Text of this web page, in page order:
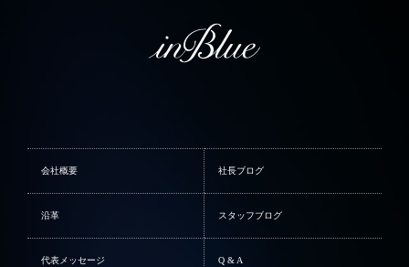
会社概要 社長ブログ
沿革 スタッフブログ
代表メッセージ Q & A